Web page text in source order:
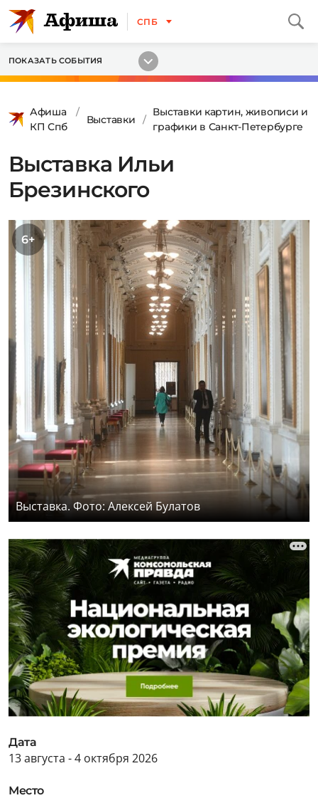
СПБ
ПОКАЗАТЬ СОБЫТИЯ
Афиша
КП Спб
Выставки
Выставки картин, живописи и
графики в Санкт-Петербурге
Выставка Ильи
Брезинского
6+
Выставка. Фото: Алексей Булатов
Дата
13 августа - 4 октября 2026
Место